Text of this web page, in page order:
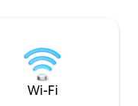
intelligente.
Laveuse et
oasis au paradis!
règles et
Wi-Fi